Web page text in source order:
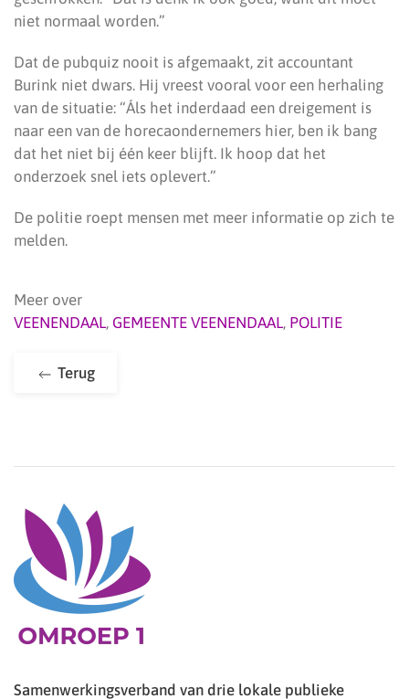
niet normaal worden.”
Dat de pubquiz nooit is afgemaakt, zit accountant
Burink niet dwars. Hij vreest vooral voor een herhaling
van de situatie: “Áls het inderdaad een dreigement is
naar een van de horecaondernemers hier, ben ik bang
dat het niet bij één keer blijft. Ik hoop dat het
onderzoek snel iets oplevert.”
De politie roept mensen met meer informatie op zich te
melden.
Meer over
VEENENDAAL, GEMEENTE VEENENDAAL, POLITIE
Terug
Samenwerkingsverband van drie lokale publieke